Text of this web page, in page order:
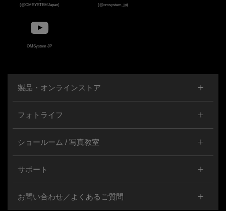
(@OMSYSTEMJapan)
(@omsystem_jp)
OMSystem JP
製品・オンラインストア
フォトライフ
ショールーム / 写真教室
サポート
お問い合わせ／よくあるご質問